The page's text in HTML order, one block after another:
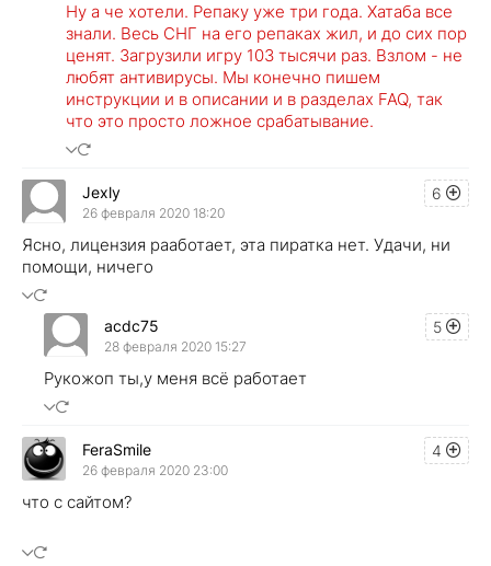
Ну а че хотели. Репаку уже три года. Хатаба все
знали. Весь СНГ на его репаках жил, и до сих пор
ценят. Загрузили игру 103 тысячи раз. Взлом - не
любят антивирусы. Мы конечно пишем
инструкции и в описании и в разделах FAQ, так
что это просто ложное срабатывание.
6
Jexly
26 февраля 2020 18:20
Ясно, лицензия рааботает, эта пиратка нет. Удачи, ни
помощи, ничего
5
acdc75
28 февраля 2020 15:27
Рукожоп ты,у меня всё работает
4
FeraSmile
26 февраля 2020 23:00
что с сайтом?